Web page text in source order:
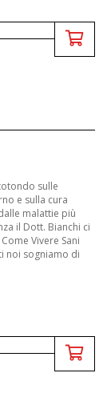
sulle
e sulla cura
malattie più
il Dott. Bianchi ci
Vivere Sani
noi sogniamo di